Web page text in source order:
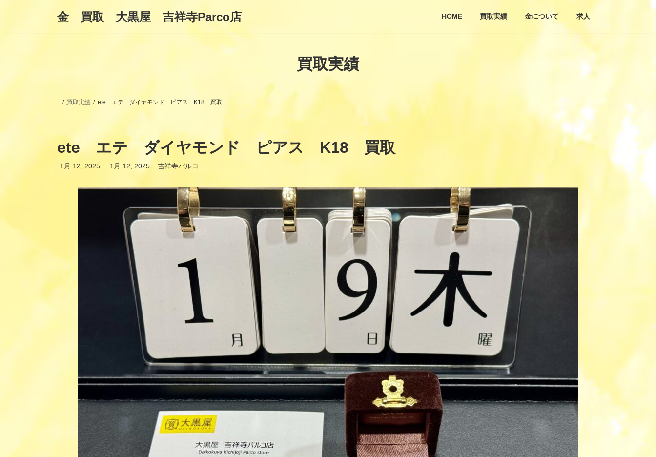
金 買取 大黒屋 吉祥寺Parco店 HOME 買取実績 金について 求人
買取実績
買取実績 ete エテ ダイヤモンド ピアス K18 買取
ete エテ ダイヤモンド ピアス K18 買取
1月 12, 2025
最
新
1月 12, 2025 吉祥寺パルコ